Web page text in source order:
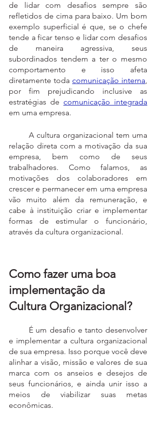
de lidar com desafios sempre são
refletidos de cima para baixo. Um bom
exemplo superficial é que, se o chefe
tende a ficar tenso e lidar com desafios
de maneira agressiva, seus
subordinados tendem a ter o mesmo
comportamento e isso afeta
diretamente toda comunicação interna,
por fim prejudicando inclusive as
estratégias de comunicação integrada
em uma empresa.
	A cultura organizacional tem uma
relação direta com a motivação da sua
empresa, bem como de seus
trabalhadores. Como falamos, as
motivações dos colaboradores em
crescer e permanecer em uma empresa
vão muito além da remuneração, e
cabe à instituição criar e implementar
formas de estimular o funcionário,
através da cultura organizacional.
Como fazer uma boa
implementação da
Cultura Organizacional?
e implementar a cultura organizacional
de sua empresa. Isso porque você deve
alinhar a visão, missão e valores de sua
marca com os anseios e desejos de
seus funcionários, e ainda unir isso a
meios de viabilizar suas metas
econômicas.